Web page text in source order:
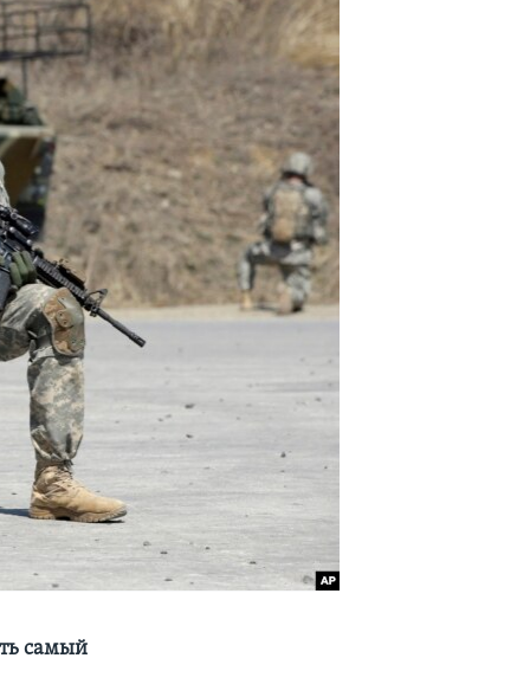
самый